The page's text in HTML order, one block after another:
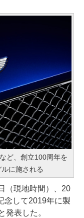
ど、創立100周年を
に施される
（現地時間）、20
念して2019年に製
発表した。